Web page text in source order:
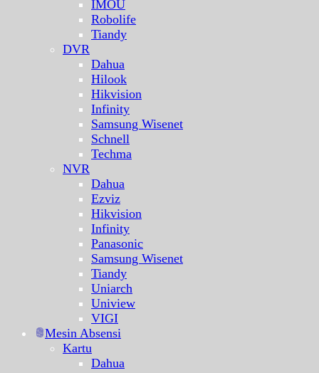
IMOU
Robolife
Tiandy
DVR
Dahua
Hilook
Hikvision
Infinity
Samsung Wisenet
Schnell
Techma
NVR
Dahua
Ezviz
Hikvision
Infinity
Panasonic
Samsung Wisenet
Tiandy
Uniarch
Uniview
VIGI
Mesin Absensi
Kartu
Dahua